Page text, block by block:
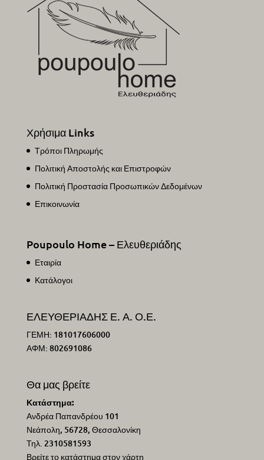
Χρήσιμα Links
Τρόποι Πληρωμής
Πολιτική Αποστολής και Επιστροφών
Πολιτική Προστασία Προσωπικών Δεδομένων
Επικοινωνία
Poupoulo Home – Ελευθεριάδης
Εταιρία
Κατάλογοι
ΕΛΕΥΘΕΡΙΑΔΗΣ Ε. Α. Ο.Ε.
ΓΕΜΗ: 181017606000
ΑΦΜ: 802691086
Θα μας βρείτε
Κατάστημα:
Ανδρέα Παπανδρέου 101
Νεάπολη, 56728, Θεσσαλονίκη
Τηλ. 2310581593
Βρείτε το κατάστημα στον χάρτη